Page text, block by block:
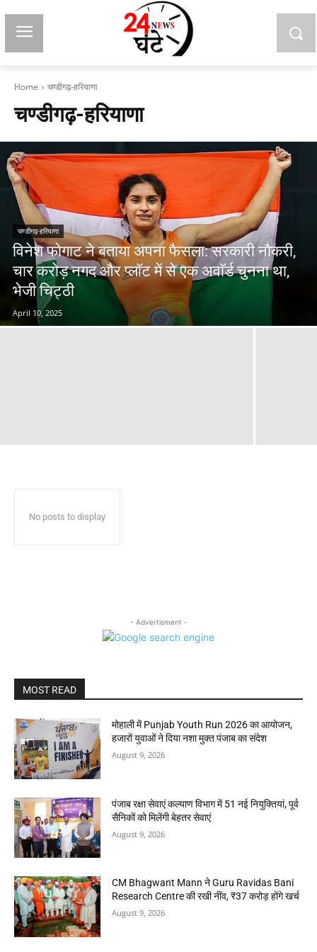
Home चण्डीगढ़-हरियाणा
चण्डीगढ़-हरियाणा
चण्डीगढ़-हरियाणा
विनेश फोगाट ने बताया अपना फैसला: सरकारी नाैकरी,
चार करोड़ नगद और प्लॉट में से एक अवाॅर्ड चुनना था,
भेजी चिट्ठी
April 10, 2025
No posts to display
- Advertisment -
MOST READ
मोहाली में Punjab Youth Run 2026 का आयोजन,
हजारों युवाओं ने दिया नशा मुक्त पंजाब का संदेश
August 9, 2026
पंजाब रक्षा सेवाएं कल्याण विभाग में 51 नई नियुक्तियां, पूर्व
सैनिकों को मिलेंगी बेहतर सेवाएं
August 9, 2026
CM Bhagwant Mann ने Guru Ravidas Bani
Research Centre की रखी नींव, ₹37 करोड़ होंगे खर्च
August 9, 2026